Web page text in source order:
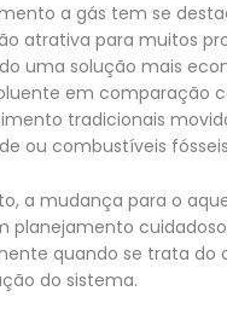
a gás tem se
atrativa para muitos
uma solução mais
em comparação
tradicionais
ou combustíveis
a mudança para o
planejamento
quando se trata do
do sistema.